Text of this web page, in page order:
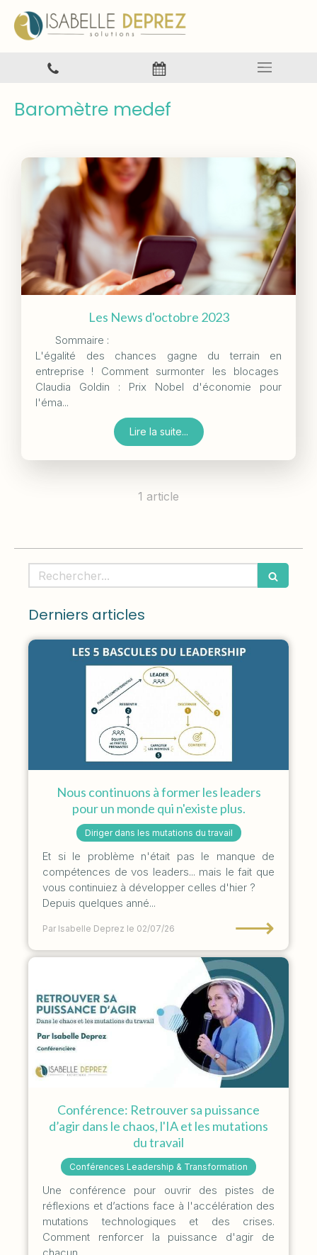
Baromètre medef
Les News d'octobre 2023
Sommaire :
L'égalité des chances gagne du terrain en
entreprise ! Comment surmonter les blocages
Claudia Goldin : Prix Nobel d'économie pour
l'éma...
Lire la suite...
1 article
Rechercher
Derniers articles
Nous continuons à former les leaders
pour un monde qui n'existe plus.
Diriger dans les mutations du travail
Et si le problème n'était pas le manque de
compétences de vos leaders... mais le fait que
vous continuiez à développer celles d'hier ?
Depuis quelques anné...
Par Isabelle Deprez le 02/07/26 ⟶
Conférence: Retrouver sa puissance
d’agir dans le chaos, l'IA et les mutations
du travail
Conférences Leadership & Transformation
Une conférence pour ouvrir des pistes de
réflexions et d’actions face à l'accélération des
mutations technologiques et des crises.
Comment renforcer la puissance d'agir de